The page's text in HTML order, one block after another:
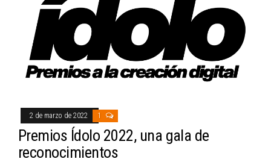
2 de marzo de 2022 1
Premios Ídolo 2022, una gala de
reconocimientos